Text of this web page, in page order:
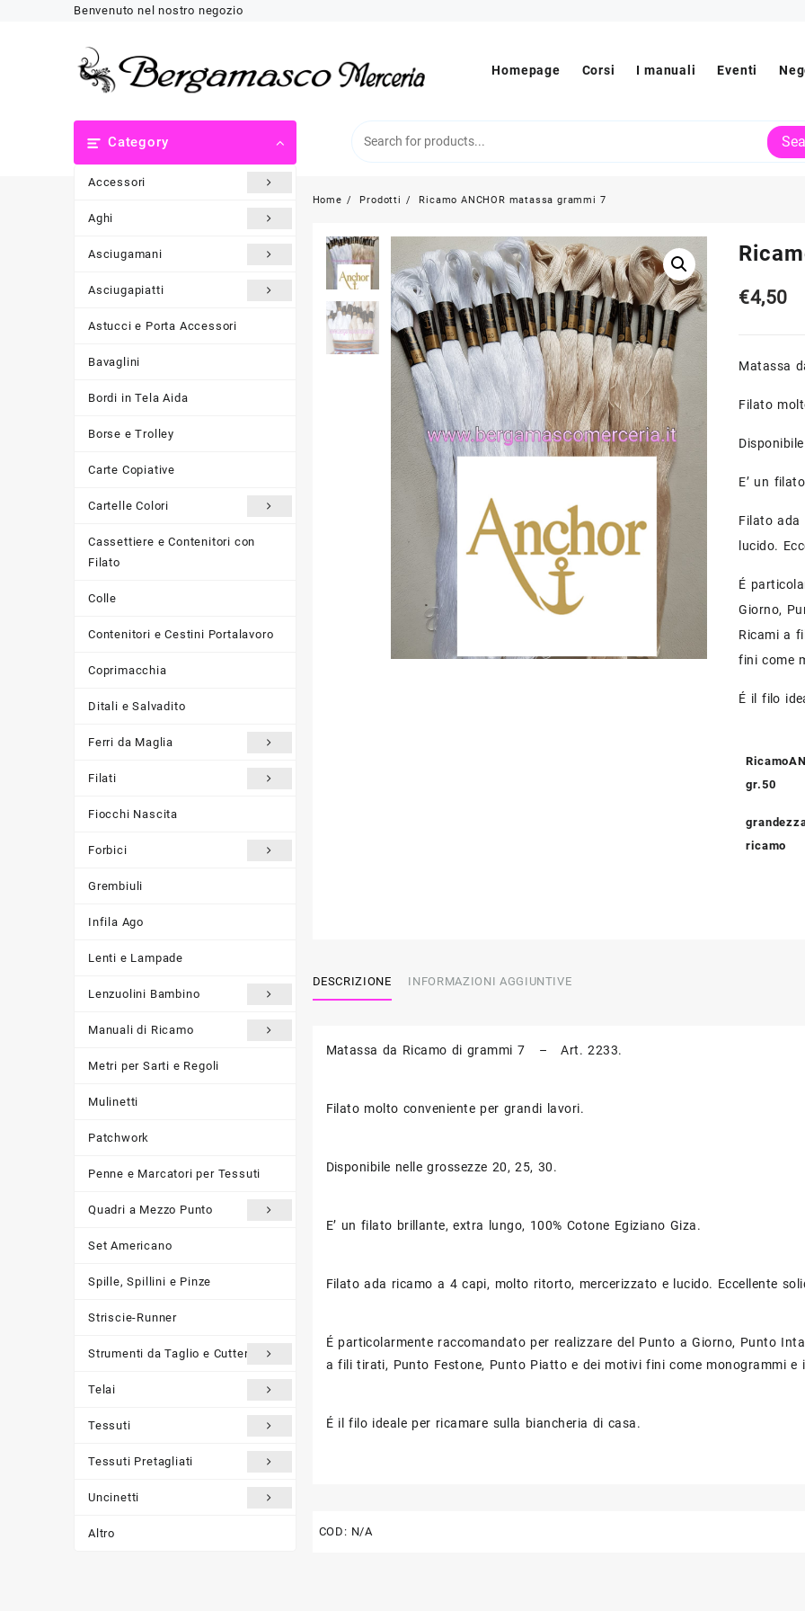
Benvenuto nel nostro negozio
Homepage Corsi I manuali Eventi
Category
Accessori
Aghi
Asciugamani
Asciugapiatti
Astucci e Porta Accessori
Bavaglini
Bordi in Tela Aida
Borse e Trolley
Carte Copiative
Cartelle Colori
Cassettiere e Contenitori con
Filato
Colle
Contenitori e Cestini Portalavoro
Coprimacchia
Ditali e Salvadito
Ferri da Maglia
Filati
Fiocchi Nascita
Forbici
Grembiuli
Infila Ago
Lenti e Lampade
Lenzuolini Bambino
Manuali di Ricamo
Metri per Sarti e Regoli
Mulinetti
Patchwork
Penne e Marcatori per Tessuti
Quadri a Mezzo Punto
Set Americano
Spille, Spillini e Pinze
Striscie-Runner
Strumenti da Taglio e Cutter
Telai
Tessuti
Tessuti Pretagliati
Uncinetti
Altro
Home Prodotti Ricamo ANCHOR matassa grammi 7
€4,50
Matassa
Filato
E’ un
Filato ada
lucido.
É
Giorno,
Ricami a
fini come
É il filo
gr.50
ricamo
DESCRIZIONE INFORMAZIONI AGGIUNTIVE
Matassa da Ricamo di grammi 7 – Art. 2233.
Filato molto conveniente per grandi lavori.
Disponibile nelle grossezze 20, 25, 30.
E’ un filato brillante, extra lungo, 100% Cotone Egiziano Giza.
Filato ada ricamo a 4 capi, molto ritorto, mercerizzato e lucido. Eccellente
É particolarmente raccomandato per realizzare del Punto a Giorno, Punto
a fili tirati, Punto Festone, Punto Piatto e dei motivi fini come monogrammi e
É il filo ideale per ricamare sulla biancheria di casa.
COD: N/A